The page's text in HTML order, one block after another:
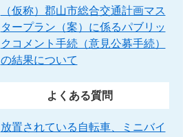
（仮称）郡山市総合交通計画マス
タープラン（案）に係るパブリッ
クコメント手続（意見公募手続）
の結果について
よくある質問
放置されている自転車、ミニバイ